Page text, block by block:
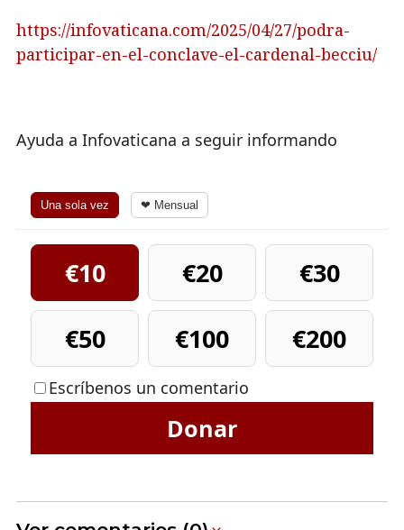
https://infovaticana.com/2025/04/27/podra-
participar-en-el-conclave-el-cardenal-becciu/
Ayuda a Infovaticana a seguir informando
Una sola vez ❤ Mensual
€10 €20
€30
€50
€100 €200
Escríbenos un comentario
Donar